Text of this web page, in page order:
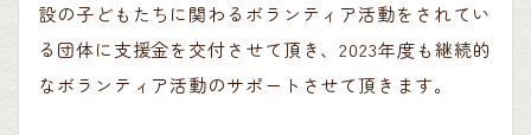
設の子どもたちに関わるボランティア活動をされてい
る団体に支援金を交付させて頂き、2023年度も継続的
なボランティア活動のサポートさせて頂きます。